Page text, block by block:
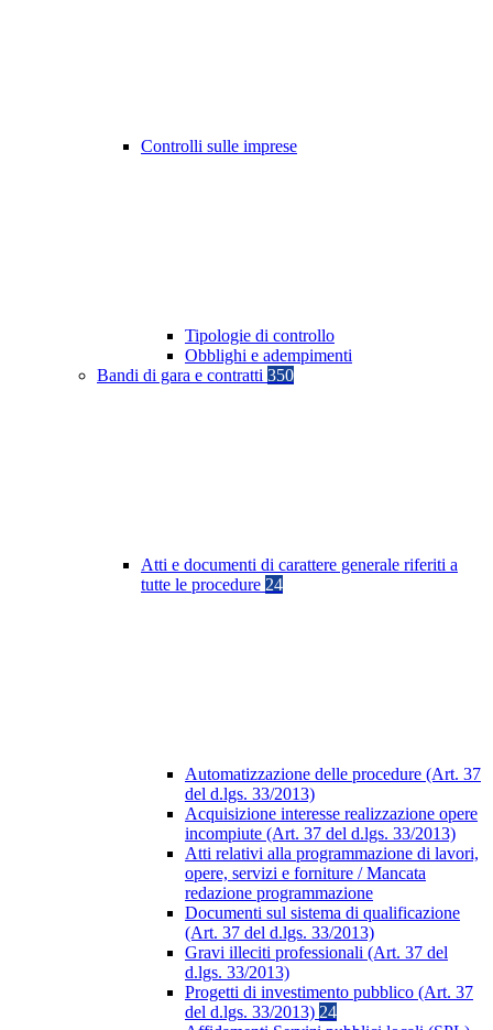
Controlli sulle imprese
Tipologie di controllo
Obblighi e adempimenti
Bandi di gara e contratti 350
Atti e documenti di carattere generale riferiti a
tutte le procedure 24
Automatizzazione delle procedure (Art. 37
del d.lgs. 33/2013)
Acquisizione interesse realizzazione opere
incompiute (Art. 37 del d.lgs. 33/2013)
Atti relativi alla programmazione di lavori,
opere, servizi e forniture / Mancata
redazione programmazione
Documenti sul sistema di qualificazione
(Art. 37 del d.lgs. 33/2013)
Gravi illeciti professionali (Art. 37 del
d.lgs. 33/2013)
Progetti di investimento pubblico (Art. 37
del d.lgs. 33/2013) 24